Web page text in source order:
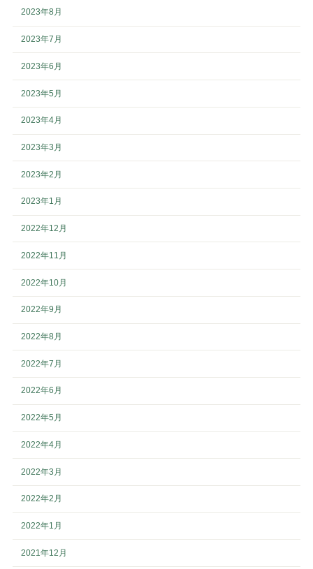
2023年8月
2023年7月
2023年6月
2023年5月
2023年4月
2023年3月
2023年2月
2023年1月
2022年12月
2022年11月
2022年10月
2022年9月
2022年8月
2022年7月
2022年6月
2022年5月
2022年4月
2022年3月
2022年2月
2022年1月
2021年12月